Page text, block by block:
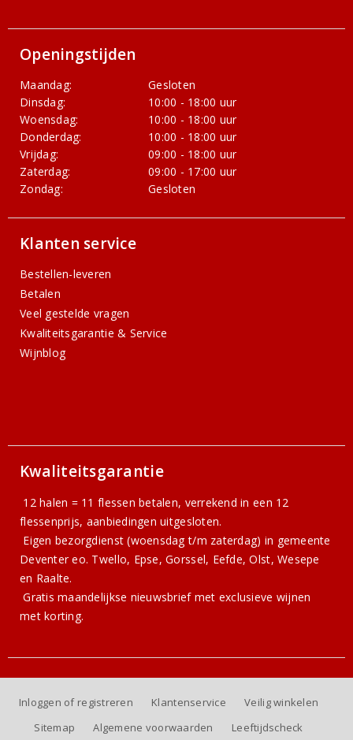
Openingstijden
Maandag:
Gesloten
Dinsdag:
10:00 - 18:00 uur
Woensdag:
10:00 - 18:00 uur
Donderdag:
10:00 - 18:00 uur
Vrijdag:
09:00 - 18:00 uur
Zaterdag:
09:00 - 17:00 uur
Zondag:
Gesloten
Klanten service
Bestellen-leveren
Betalen
Veel gestelde vragen
Kwaliteitsgarantie & Service
Wijnblog
Kwaliteitsgarantie
12 halen = 11 flessen betalen, verrekend in een 12
flessenprijs, aanbiedingen uitgesloten.
Eigen bezorgdienst (woensdag t/m zaterdag) in gemeente
Deventer eo. Twello, Epse, Gorssel, Eefde, Olst, Wesepe
en Raalte.
Gratismaandelijkse nieuwsbriefmet exclusieve wijnen
met korting.
Inloggen of registreren Klantenservice
Veilig winkelen
Sitemap
Algemene voorwaarden Leeftijdscheck